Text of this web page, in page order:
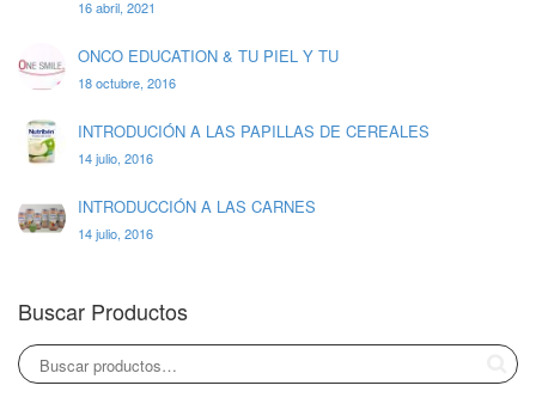
16 abril, 2021
ONCO EDUCATION & TU PIEL Y TU
18 octubre, 2016
INTRODUCIÓN A LAS PAPILLAS DE CEREALES
14 julio, 2016
INTRODUCCIÓN A LAS CARNES
14 julio, 2016
Buscar Productos